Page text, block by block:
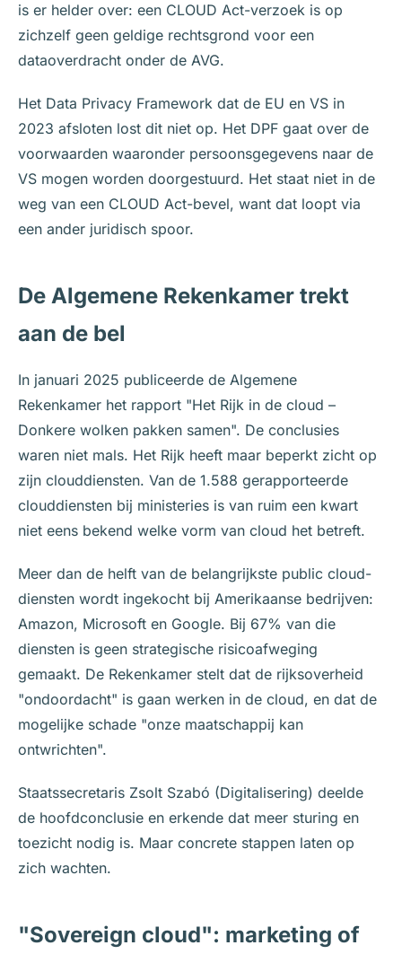
is er helder over: een CLOUD Act-verzoek is op
zichzelf geen geldige rechtsgrond voor een
dataoverdracht onder de AVG.
Het Data Privacy Framework dat de EU en VS in
2023 afsloten lost dit niet op. Het DPF gaat over de
voorwaarden waaronder persoonsgegevens naar de
VS mogen worden doorgestuurd. Het staat niet in de
weg van een CLOUD Act-bevel, want dat loopt via
een ander juridisch spoor.
De Algemene Rekenkamer trekt
aan de bel
In januari 2025 publiceerde de Algemene
Rekenkamer het rapport "Het Rijk in de cloud –
Donkere wolken pakken samen". De conclusies
waren niet mals. Het Rijk heeft maar beperkt zicht op
zijn clouddiensten. Van de 1.588 gerapporteerde
clouddiensten bij ministeries is van ruim een kwart
niet eens bekend welke vorm van cloud het betreft.
Meer dan de helft van de belangrijkste public cloud-
diensten wordt ingekocht bij Amerikaanse bedrijven:
Amazon, Microsoft en Google. Bij 67% van die
diensten is geen strategische risicoafweging
gemaakt. De Rekenkamer stelt dat de rijksoverheid
"ondoordacht" is gaan werken in de cloud, en dat de
mogelijke schade "onze maatschappij kan
ontwrichten".
Staatssecretaris Zsolt Szabó (Digitalisering) deelde
de hoofdconclusie en erkende dat meer sturing en
toezicht nodig is. Maar concrete stappen laten op
zich wachten.
"Sovereign cloud": marketing of